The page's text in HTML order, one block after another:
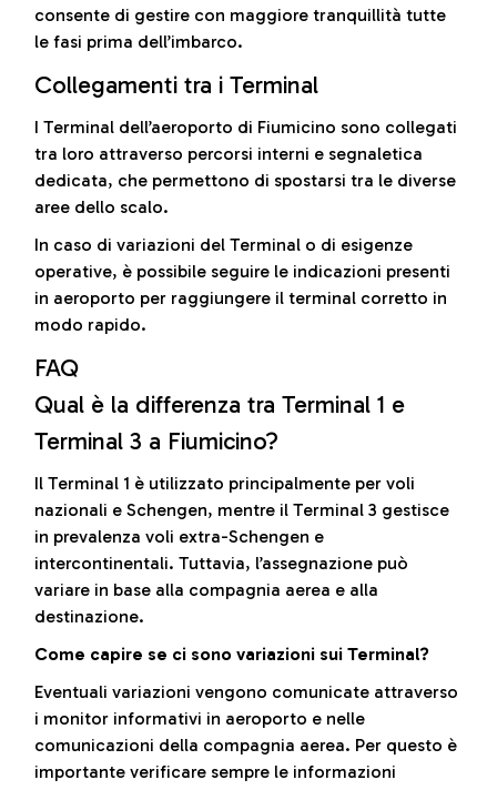
consente di gestire con maggiore tranquillità tutte
le fasi prima dell’imbarco.
Collegamenti tra i Terminal
I Terminal dell’aeroporto di Fiumicino sono collegati
tra loro attraverso percorsi interni e segnaletica
dedicata, che permettono di spostarsi tra le diverse
aree dello scalo.
In caso di variazioni del Terminal o di esigenze
operative, è possibile seguire le indicazioni presenti
in aeroporto per raggiungere il terminal corretto in
modo rapido.
FAQ
Qual è la differenza tra Terminal 1 e
Terminal 3 a Fiumicino?
Il Terminal 1 è utilizzato principalmente per voli
nazionali e Schengen, mentre il Terminal 3 gestisce
in prevalenza voli extra-Schengen e
intercontinentali. Tuttavia, l’assegnazione può
variare in base alla compagnia aerea e alla
destinazione.
Come capire se ci sono variazioni sui Terminal?
Eventuali variazioni vengono comunicate attraverso
i monitor informativi in aeroporto e nelle
comunicazioni della compagnia aerea. Per questo è
importante verificare sempre le informazioni